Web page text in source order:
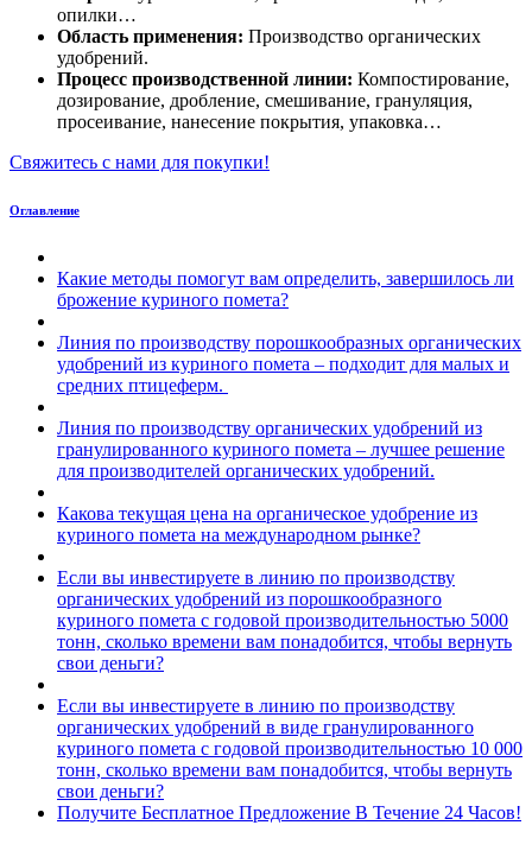
опилки…
Область применения: Производство органических
удобрений.
Процесс производственной линии: Компостирование,
дозирование, дробление, смешивание, грануляция,
просеивание, нанесение покрытия, упаковка…
Свяжитесь с нами для покупки!
Оглавление
Какие методы помогут вам определить, завершилось ли
брожение куриного помета?
Линия по производству порошкообразных органических
удобрений из куриного помета – подходит для малых и
средних птицеферм.
Линия по производству органических удобрений из
гранулированного куриного помета – лучшее решение
для производителей органических удобрений.
Какова текущая цена на органическое удобрение из
куриного помета на международном рынке?
Если вы инвестируете в линию по производству
органических удобрений из порошкообразного
куриного помета с годовой производительностью 5000
тонн, сколько времени вам понадобится, чтобы вернуть
свои деньги?
Если вы инвестируете в линию по производству
органических удобрений в виде гранулированного
куриного помета с годовой производительностью 10 000
тонн, сколько времени вам понадобится, чтобы вернуть
свои деньги?
Получите Бесплатное Предложение В Течение 24 Часов!